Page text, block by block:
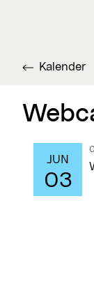
Kalender
JUN
03